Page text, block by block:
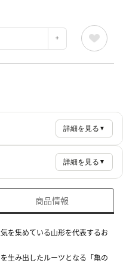
詳細を見る ▼
詳細を見る ▼
商品情報
を集めている山形を代表するお
生み出したルーツとなる「亀の